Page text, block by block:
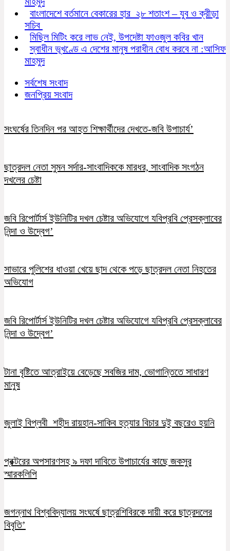
বাংলাদেশে বর্তমানে বেকারের হার ২৮ শতাংশ – যুব ও ক্রীড়া
সচিব
মিছিল মিটিং করে লাভ নেই, উপদেষ্টা ফাওজুল কবির খান
স্বাধীন ভূখণ্ডে এ দেশের মানুষ পরাধীন বোধ করবে না :আসিফ
মাহমুদ
সর্বশেষ সংবাদ
জনপ্রিয় সংবাদ
সংঘর্ষের তিনদিন পর আহত শিক্ষার্থীদের দেখতে-জবি উপাচার্য’
ছাত্রদল নেতা সুমন সর্দার-সাংবাদিককে মারধর, সাংবাদিক সংগঠন
দখলের চেষ্টা
জবি রিপোর্টার্স ইউনিটির দখল চেষ্টার অভিযোগে যবিপ্রবি প্রেসক্লাবের
নিন্দা ও উদ্বেগ’
সাভারে পুলিশের ধাওয়া খেয়ে ছাদ থেকে পড়ে ছাত্রদল নেতা নিহতের
অভিযোগ
জবি রিপোর্টার্স ইউনিটির দখল চেষ্টার অভিযোগে যবিপ্রবি প্রেসক্লাবের
নিন্দা ও উদ্বেগ’
টানা বৃষ্টিতে আত্রাইয়ে বেড়েছে সবজির দাম, ভোগান্তিতে সাধারণ
মানুষ
জুলাই বিপ্লবী শহীদ রায়হান-সাকিব হত্যার বিচার দুই বছরেও হয়নি
প্রক্টরের অপসারণসহ ৯ দফা দাবিতে উপাচার্যের কাছে জকসুর
স্মারকলিপি
জগন্নাথ বিশ্ববিদ্যালয় সংঘর্ষে ছাত্রশিবিরকে দায়ী করে ছাত্রদলের
বিবৃতি’